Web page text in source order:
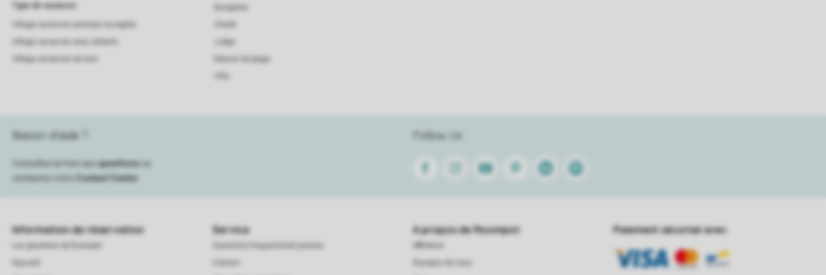
Type de vacances
Besoin d’aide ?
Consultez la foire aux questions
contactez notre
Contact Center
Follow Us
FacebookInstagramYoutube PinterestLinkedinSpotify
Information de réservation Service A propos de Roompot Paiement sécurisé avec